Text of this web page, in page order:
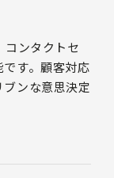
コンタクトセ
す。顧客対応
ンな意思決定